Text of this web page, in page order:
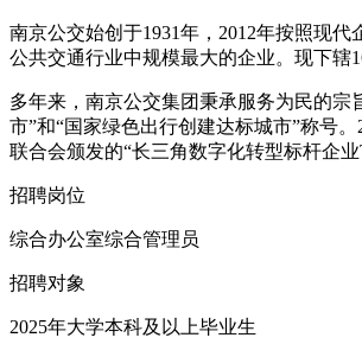
南京公交始创于1931年，2012年按照现
公共交通行业中规模最大的企业。现下辖
多年来，南京公交集团秉承服务为民的
市”和“国家绿色出行创建达标城市”称号
联合会颁发的“长三角数字化转型标杆企
招聘岗位
综合办公室综合管理员
招聘对象
2025年大学本科及以上毕业生